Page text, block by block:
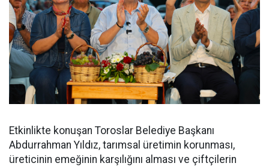
Etkinlikte konuşan Toroslar Belediye Başkanı
Abdurrahman Yıldız, tarımsal üretimin korunması,
üreticinin emeğinin karşılığını alması ve çiftçilerin